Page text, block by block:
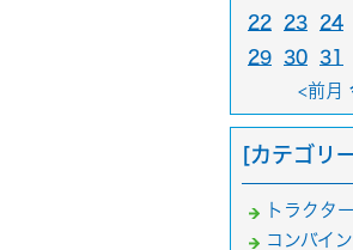
22
23 24
29
30
31
<前月
[カテゴリ
トラクター
コンバイン